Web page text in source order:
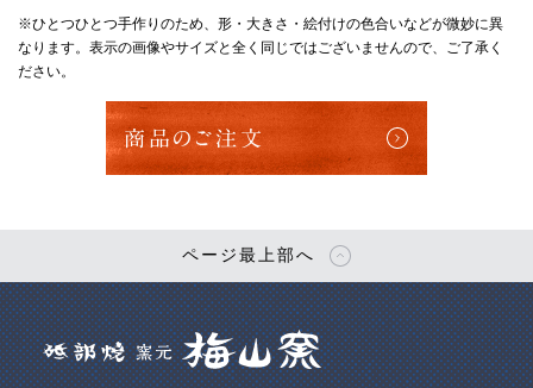
※ひとつひとつ手作りのため、形・大きさ・絵付けの色合いなどが微妙に異
なります。表示の画像やサイズと全く同じではございませんので、ご了承く
ださい。
商品のご注文
ページ最上部へ